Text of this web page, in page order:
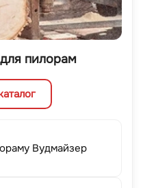
пилорам
Вудмайзер